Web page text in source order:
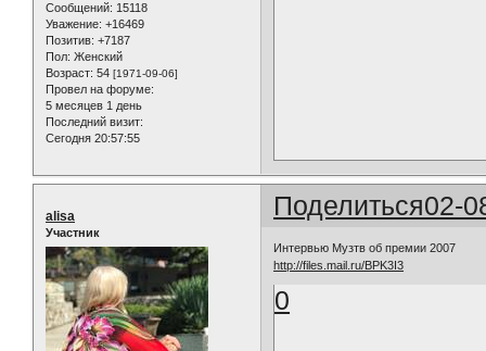
Сообщений: 15118
Уважение: +16469
Позитив: +7187
Пол: Женский
Возраст: 54 [1971-09-06]
Провел на форуме:
5 месяцев 1 день
Последний визит:
Сегодня 20:57:55
Поделиться02-
alisa
Участник
Интервью Музтв об премии 2007
http://files.mail.ru/BPK3I3
0